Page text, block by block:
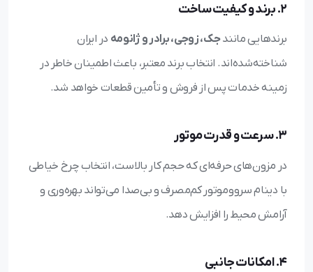
2. برند و کیفیت ساخت
برندهایی مانندجک، زوجی، برادر و ژانومه در ایران
شناخته‌شده‌اند. انتخاب برند معتبر، باعث اطمینان خاطر در
زمینه خدمات پس از فروش و تأمین قطعات خواهد شد.
3. سرعت و قدرت موتور
در مزون‌های حرفه‌ای که حجم کار بالاست، انتخاب چرخ خیاطی
با دینام سرووموتور کم‌مصرف و بی‌صدا می‌تواند بهره‌وری و
آرامش محیط را افزایش دهد.
4. امکانات جانبی